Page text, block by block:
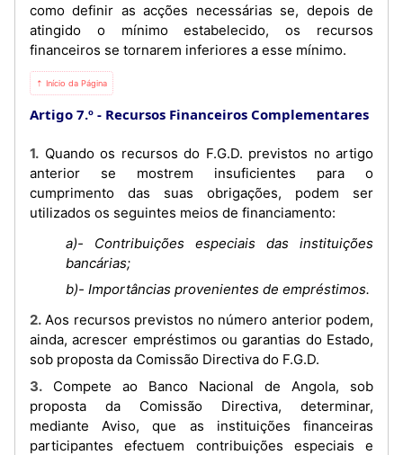
como definir as acções necessárias se, depois de
atingido o mínimo estabelecido, os recursos
financeiros se tornarem inferiores a esse mínimo.
⇡ Início da Página
Artigo 7.º Recursos Financeiros Complementares
1. Quando os recursos do F.G.D. previstos no artigo
anterior se mostrem insuficientes para o
cumprimento das suas obrigações, podem ser
utilizados os seguintes meios de financiamento:
a)- Contribuições especiais das instituições
bancárias;
b)- Importâncias provenientes de empréstimos.
2. Aos recursos previstos no número anterior podem,
ainda, acrescer empréstimos ou garantias do Estado,
sob proposta da Comissão Directiva do F.G.D.
3. Compete ao Banco Nacional de Angola, sob
proposta da Comissão Directiva, determinar,
mediante Aviso, que as instituições financeiras
participantes efectuem contribuições especiais e